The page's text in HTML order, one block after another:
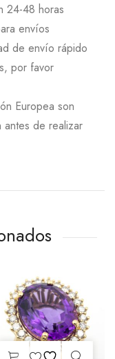
24-48 horas
envíos
de envío rápido
por favor
Europea son
antes de realizar